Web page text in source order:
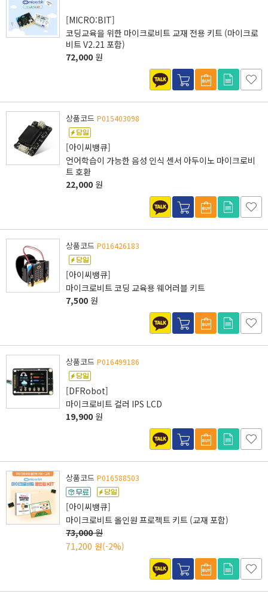
[MICRO:BIT]
코딩교육을 위한 마이크로비트 교재 전용 키트 (마이크로
비트 V2.21 포함)
72,000 원
상품코드 P015403098
[아이씨뱅큐]
언어학습이 가능한 음성 인식 센서 아두이노 마이크로비
트 호환
22,000 원
상품코드 P016426183
[아이씨뱅큐]
마이크로비트 코딩 교육용 웨어러블 키트
7,500 원
상품코드 P016499186
[DFRobot]
마이크로비트 컬러 IPS LCD
19,900 원
상품코드 P016588503
[아이씨뱅큐]
마이크로비트 올인원 프로젝트 키트 (교재 포함)
73,000원
71,200 원(-2%)